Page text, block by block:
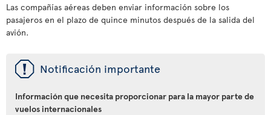
Las compañías aéreas deben enviar información sobre los
pasajeros en el plazo de quince minutos después de la salida del
avión.
ü Notificación importante
Información que necesita proporcionar para la mayor parte de
vuelos internacionales